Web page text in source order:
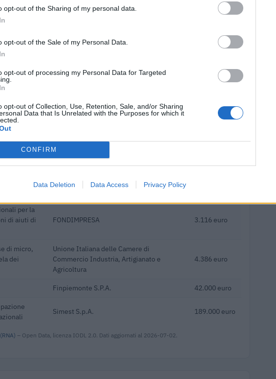
opt-out of the Sharing of my personal data.
opt-out of the Sale of my Personal Data.
opt-out of processing my Personal Data for Targeted
opt-out of Collection, Use, Retention, Sale, and/or Sharing
Data that Is Unrelated with the Purposes for which it
CONFIRM
Data Deletion Data Access Privacy Policy
-
INPS 12.000 euro
MANUFACTURING 4.0 s.c. a r.l.
220.000 euro
lavoratori
inps 8.000 euro
Camera di Commercio Industria
Artigianato e Agricoltura di Cuneo
10.000 euro
Artigianato e Agricoltura di Cuneo
2.000 euro
e
COMMERCIO INDUSTRIA ARTIGIANATO
AGRICOLTURA DEL
per la
di aiuti di
FONDIMPRESA 3.116 euro
di micro,
dei
Unione Italiana delle Camere di
Commercio Industria, Artigianato e
Agricoltura
4.386 euro
Finpiemonte S.P.A. 42.000 euro
Simest S.p.A. 189.000 euro
– Open Data, licenza IODL 2.0. Dati aggiornati al 2026-07-02.